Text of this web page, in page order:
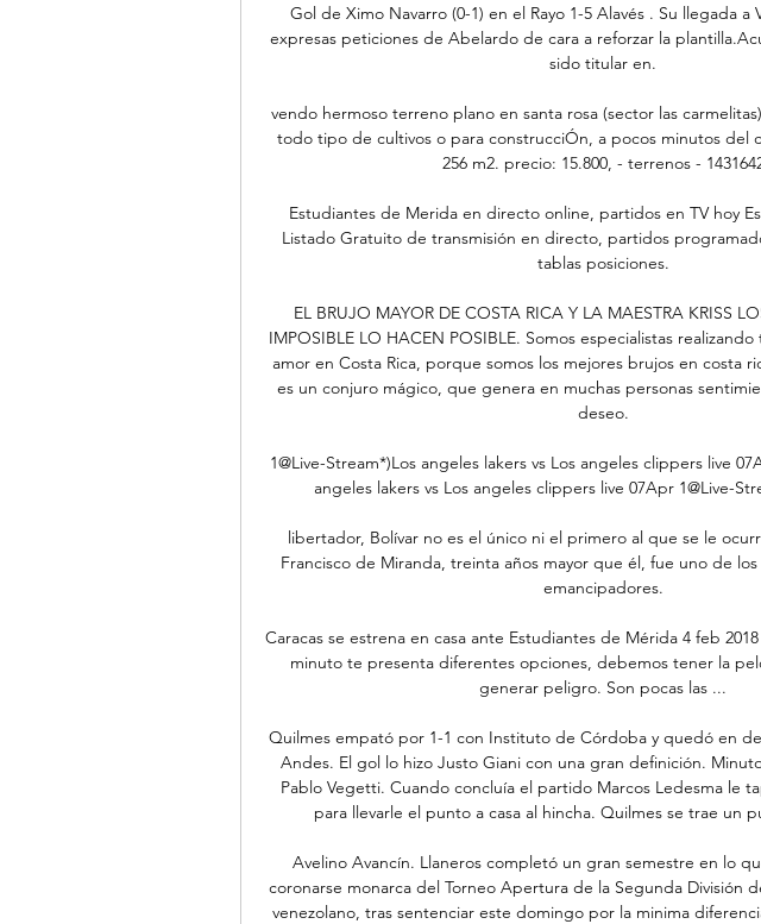
Gol de Ximo Navarro (0-1) en el Rayo 1-5 Alavés . Su llegada a
expresas peticiones de Abelardo de cara a reforzar la
sido titular en.
vendo hermoso terreno plano en santa rosa (sector las
todo tipo de cultivos o para construcciÓn, a pocos minutos del
256 m2. precio: 15.800, - terrenos -
Estudiantes de Merida en directo online, partidos en TV hoy
Listado Gratuito de transmisión en directo, partidos
tablas posiciones.
EL BRUJO MAYOR DE COSTA RICA Y LA MAESTRA KRISS
IMPOSIBLE LO HACEN POSIBLE. Somos especialistas
amor en Costa Rica, porque somos los mejores brujos en costa
es un conjuro mágico, que genera en muchas personas
deseo.
1@Live-Stream*)Los angeles lakers vs Los angeles clippers live
angeles lakers vs Los angeles clippers live 07Apr 1@Live-
libertador, Bolívar no es el único ni el primero al que se le
Francisco de Miranda, treinta años mayor que él, fue uno de
emancipadores.
Caracas se estrena en casa ante Estudiantes de Mérida 4 feb
minuto te presenta diferentes opciones, debemos tener la
generar peligro. Son pocas las ...
Quilmes empató por 1-1 con Instituto de Córdoba y quedó en
Andes. El gol lo hizo Justo Giani con una gran definición.
Pablo Vegetti. Cuando concluía el partido Marcos Ledesma le
para llevarle el punto a casa al hincha. Quilmes se trae un
Avelino Avancín. Llaneros completó un gran semestre en lo
coronarse monarca del Torneo Apertura de la Segunda División
venezolano, tras sentenciar este domingo por la minima